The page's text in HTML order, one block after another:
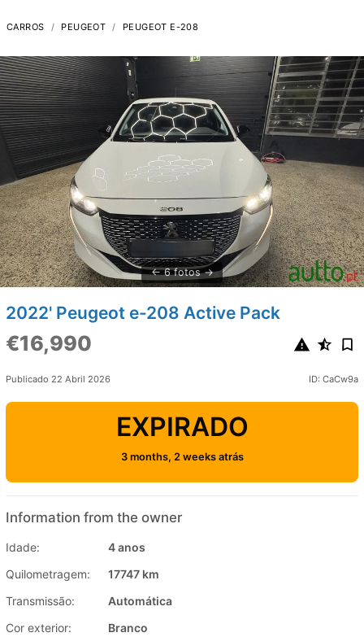
CARROS PEUGEOT PEUGEOT E-208
6 fotos
2022' Peugeot e-208 Active Pack
€16,990
Publicado 22 Abril 2026 ID: CaCw9a
EXPIRADO
3 months, 2 weeks atrás
Information from the owner
Idade:
4 anos
Quilometragem:
17747 km
Transmissão:
Automática
Cor exterior:
Branco